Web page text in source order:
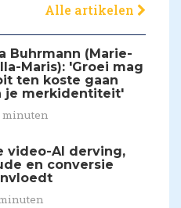
Alle artikelen
Buhrmann (Marie-
Maris): 'Groei mag
ten koste gaan
je merkidentiteit'
minuten
video-AI derving,
en conversie